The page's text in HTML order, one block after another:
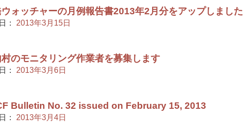
ウォッチャーの月例報告書2013年2月分をアップしました
： 2013年3月15日
村のモニタリング作業者を募集します
： 2013年3月6日
Bulletin No. 32 issued on February 15, 2013
： 2013年3月4日